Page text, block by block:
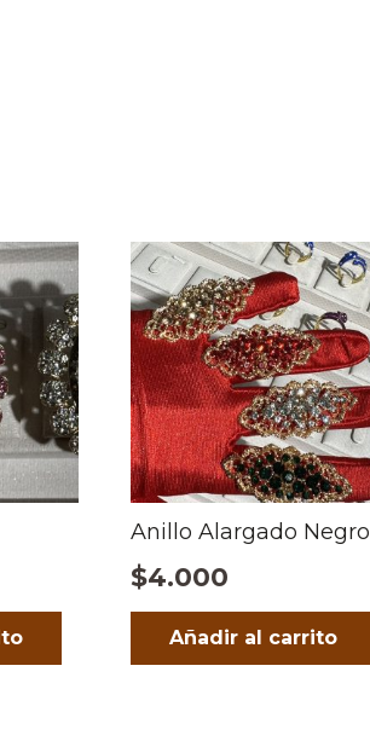
Anillo Alargado Negro
$4.000
Añadir al carrito